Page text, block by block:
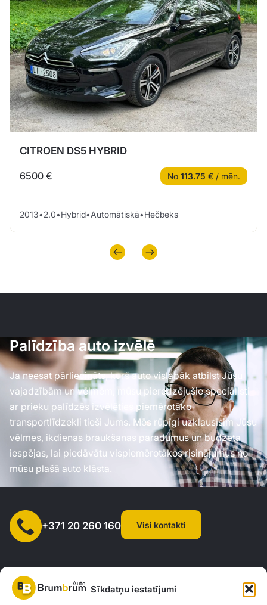
Sīkdatņu iestatījumi
CITROEN DS5 HYBRID
6500 € No 113.75 € / mēn.
2013•2.0•Hybrid•Automātiskā•Hečbeks
Palīdzība auto izvēlē
Ja neesat pārliecināts, kurš auto vislabāk atbilst Jūsu
vajadzībām un vēlmēm, mūsu pieredzējušie speciālisti
ar prieku palīdzēs izvēlēties piemērotāko
transportlīdzekli tieši Jums. Mēs rūpīgi uzklausīsim Jūsu
vēlmes, ikdienas braukšanas paradumus un budžeta
iespējas, lai piedāvātu vispiemērotākos risinājumus no
mūsu plašā auto klāsta.
+371 20 260 160 Visi kontakti